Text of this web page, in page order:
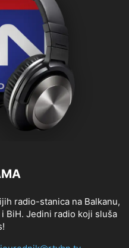
radio-stanica na Balkanu,
BiH. Jedini radio koji sluša